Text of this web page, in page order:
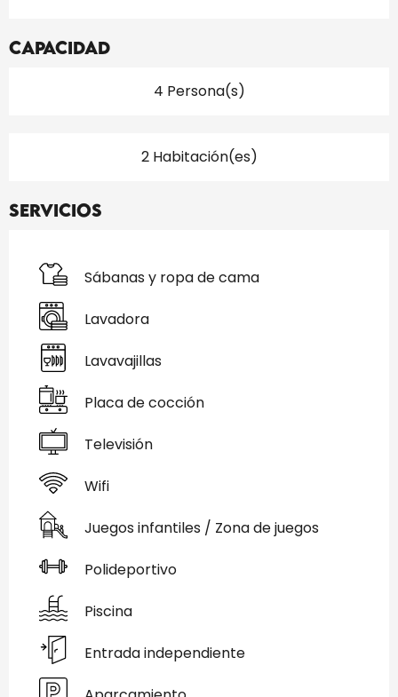
Capacidad
4 Persona(s)
2 Habitación(es)
Servicios
Sábanas y ropa de cama
Lavadora
Lavavajillas
Placa de cocción
Televisión
Wifi
Juegos infantiles / Zona de juegos
Polideportivo
Piscina
Entrada independiente